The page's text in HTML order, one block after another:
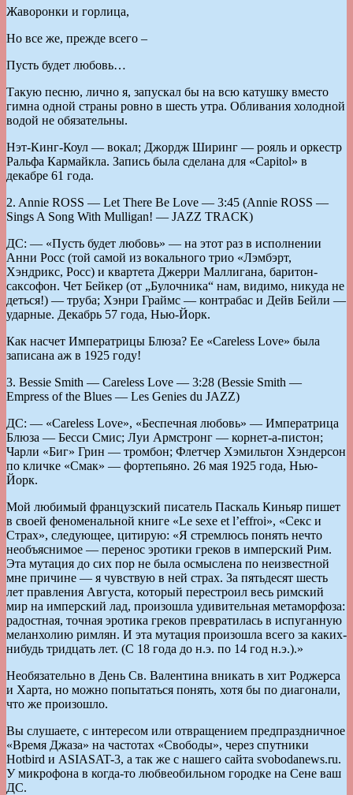
Жаворонки и горлица,
Но все же, прежде всего –
Пусть будет любовь…
Такую песню, лично я, запускал бы на всю катушку вместо
гимна одной страны ровно в шесть утра. Обливания холодной
водой не обязательны.
Нэт-Кинг-Коул — вокал; Джордж Ширинг — рояль и оркестр
Ральфа Кармайкла. Запись была сделана для «Capitol» в
декабре 61 года.
2. Annie ROSS — Let There Be Love — 3:45 (Annie ROSS —
Sings A Song With Mulligan! — JAZZ TRACK)
ДС: — «Пусть будет любовь» — на этот раз в исполнении
Анни Росс (той самой из вокального трио «Лэмбэрт,
Хэндрикс, Росс) и квартета Джерри Маллигана, баритон-
саксофон. Чет Бейкер (от „Булочника“ нам, видимо, никуда не
деться!) — труба; Хэнри Граймс — контрабас и Дейв Бейли —
ударные. Декабрь 57 года, Нью-Йорк.
Как насчет Императрицы Блюза? Ее «Careless Love» была
записана аж в 1925 году!
3. Bessie Smith — Careless Love — 3:28 (Bessie Smith —
Empress of the Blues — Les Genies du JAZZ)
ДС: — «Careless Love», «Беспечная любовь» — Императрица
Блюза — Бесси Смис; Луи Армстронг — корнет-а-пистон;
Чарли «Биг» Грин — тромбон; Флетчер Хэмильтон Хэндерсон
по кличке «Смак» — фортепьяно. 26 мая 1925 года, Нью-
Йорк.
Мой любимый французский писатель Паскаль Киньяр пишет
в своей феноменальной книге «Le sexe et l’effroi», «Секс и
Страх», следующее, цитирую: «Я стремлюсь понять нечто
необъяснимое — перенос эротики греков в имперский Рим.
Эта мутация до сих пор не была осмыслена по неизвестной
мне причине — я чувствую в ней страх. За пятьдесят шесть
лет правления Августа, который перестроил весь римский
мир на имперский лад, произошла удивительная метаморфоза:
радостная, точная эротика греков превратилась в испуганную
меланхолию римлян. И эта мутация произошла всего за каких-
нибудь тридцать лет. (С 18 года до н.э. по 14 год н.э.).»
Необязательно в День Св. Валентина вникать в хит Роджерса
и Харта, но можно попытаться понять, хотя бы по диагонали,
что же произошло.
Вы слушаете, с интересом или отвращением предпраздничное
«Время Джаза» на частотах «Свободы», через спутники
Hotbird и ASIASAT-3, а так же c нашего сайта svobodanews.ru.
У микрофона в когда-то любвеобильном городке на Сене ваш
ДС.